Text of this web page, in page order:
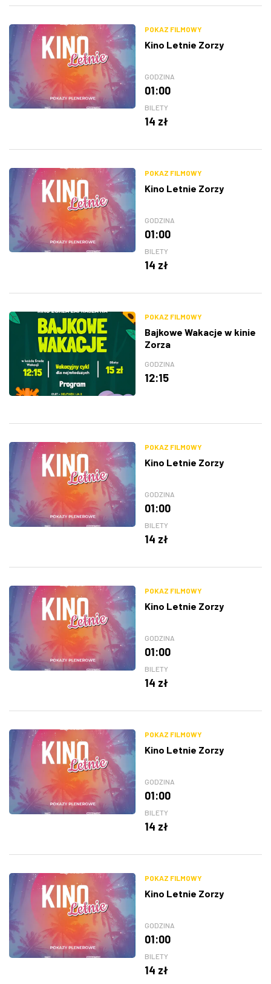
POKAZ FILMOWY
Kino Letnie Zorzy
GODZINA
01:00
BILETY
14 zł
POKAZ FILMOWY
Kino Letnie Zorzy
GODZINA
01:00
BILETY
14 zł
POKAZ FILMOWY
Bajkowe Wakacje w kinie
Zorza
GODZINA
12:15
POKAZ FILMOWY
Kino Letnie Zorzy
GODZINA
01:00
BILETY
14 zł
POKAZ FILMOWY
Kino Letnie Zorzy
GODZINA
01:00
BILETY
14 zł
POKAZ FILMOWY
Kino Letnie Zorzy
GODZINA
01:00
BILETY
14 zł
POKAZ FILMOWY
Kino Letnie Zorzy
GODZINA
01:00
BILETY
14 zł